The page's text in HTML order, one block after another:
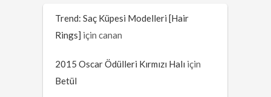
Trend: Saç Küpesi Modelleri [Hair
Rings] içincanan
2015 Oscar Ödülleri Kırmızı Halı için
Betül